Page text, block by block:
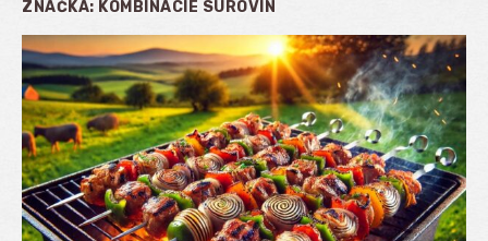
ZNAČKA: KOMBINÁCIE SUROVÍN